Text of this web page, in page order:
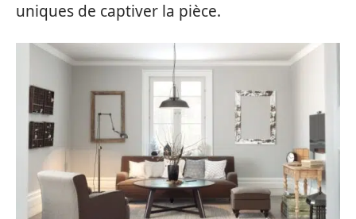
uniques de captiver la pièce.